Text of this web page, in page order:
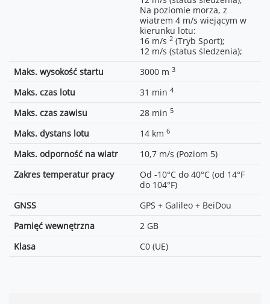
Na poziomie morza, z
wiatrem 4 m/s wiejącym w
kierunku lotu:
16 m/s 2 (Tryb Sport);
12 m/s (status śledzenia);
Maks. wysokość startu
3000 m 3
Maks. czas lotu 31 min 4
Maks. czas zawisu 28 min 5
Maks. dystans lotu 14 km 6
Maks. odporność na wiatr
10,7 m/s (Poziom 5)
Zakres temperatur pracy
Od -10°C do 40°C (od 14°F
do 104°F)
GNSS
GPS + Galileo + BeiDou
Pamięć wewnętrzna
2 GB
Klasa
C0 (UE)
Automatic Exposure
Bracketing (AEB):
12 MP, 3/5/7 klatek z 2/3 EV;
Timed:
12 MP,
DNG/RAW;
25/30/48/50/60FPS;
25/30/48/50/60/100FPS;
25/30FPS;
25/30FPS;
7-13 km;9
Niskie zakłócenia i
budynków: ok. 0-0,5 km;
przeszkody w postaci drzew:
DJI RC-N3: 10 MB/s;
5,2/5,8 GHz: 2T2R)